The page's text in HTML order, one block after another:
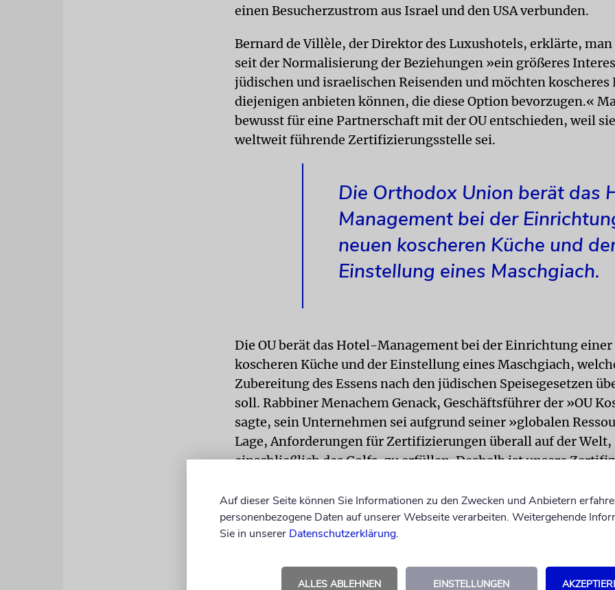
einen Besucherzustrom aus Israel und den USA verbunden.
Bernard de Villèle, der Direktor des Luxushotels, erklärte,
seit der Normalisierung der Beziehungen »ein größeres
jüdischen und israelischen Reisenden und möchten koscheres
diejenigen anbieten können, die diese Option bevorzugen.«
bewusst für eine Partnerschaft mit der OU entschieden, weil
weltweit führende Zertifizierungsstelle sei.
Die Orthodox Union berät das
Management bei der
neuen koscheren Küche und
Einstellung eines Maschgiach.
Die OU berät das Hotel-Management bei der Einrichtung einer
koscheren Küche und der Einstellung eines Maschgiach,
Zubereitung des Essens nach den jüdischen Speisegesetzen
soll. Rabbiner Menachem Genack, Geschäftsführer der »OU
sagte, sein Unternehmen sei aufgrund seiner »globalen
Lage, Anforderungen für Zertifizierungen überall auf der Welt,
einschließlich des Golfs, zu erfüllen. Deshalb ist unsere
BEZIEHUNGENAuch der Vorsitzende der kleinen jüdischen
Bahrains, Ebraihim Nonoo, ist über die Nachricht erfreut. »Die
Kaschrut-Agentur stellt sicher, dass mehr jüdische Touristen
Auf dieser Seite können Sie Informationen zu den Zwecken und Anbietern
personenbezogene Daten auf unserer Webseite verarbeiten. Weitergehende
Sie in unserer Datenschutzerklärung.
ALLES ABLEHNEN EINSTELLUNGEN